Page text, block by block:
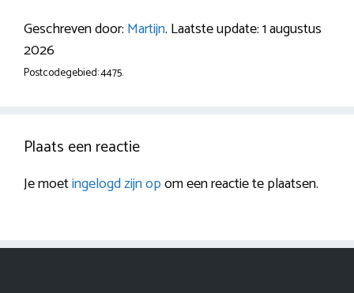
Geschreven door: Martijn. Laatste update: 1 augustus
2026
Postcodegebied: 4475.
Plaats een reactie
Je moetingelogd zijn opom een reactie te plaatsen.